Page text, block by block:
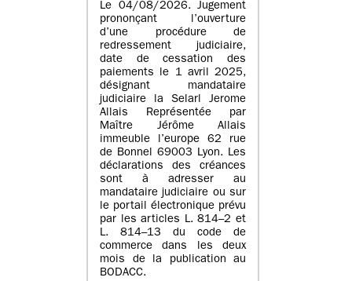
Le 04/08/2026. Jugement
prononçant l’ouverture
d’une procédure de
redressement judiciaire,
date de cessation des
paiements le 1 avril 2025,
désignant mandataire
judiciaire la Selarl Jerome
Allais Représentée par
Maître Jérôme Allais
immeuble l’europe 62 rue
de Bonnel 69003 Lyon. Les
déclarations des créances
sont à adresser au
mandataire judiciaire ou sur
le portail électronique prévu
par les articles L. 814–2 et
L. 814–13 du code de
commerce dans les deux
mois de la publication au
BODACC.